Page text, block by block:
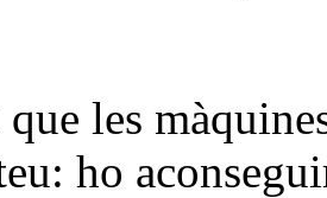
les
ho